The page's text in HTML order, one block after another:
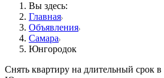
Вы здесь:
Главная
Объявления
Самара
Юнгородок
Снять квартиру на длительный срок